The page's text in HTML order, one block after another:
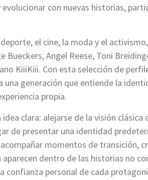
con nuevas historias,
el cine, la moda y el
Bueckers, Angel Reese, Toni
KiiiKiii. Con esta selección de
una generación que entiende la
propia.
clara: alejarse de la visión clásica
de presentar una identidad
momentos de transición,
dentro de las historias no
confianza personal de cada